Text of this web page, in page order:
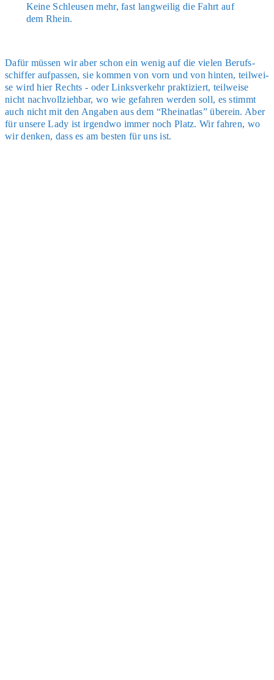
Kei­ne Schleu­sen mehr, fast lang­wei­lig die Fahrt auf
dem Rhein.
Dafür müs­sen wir aber schon ein wenig auf die vie­len Berufs­
schif­fer auf­pas­sen, sie kom­men von vorn und von hin­ten, teil­wei­
se wird hier Rechts - oder Links­ver­kehr prak­ti­ziert, teil­wei­se
nicht nach­voll­zieh­bar, wo wie gefah­ren wer­den soll, es stimmt
auch nicht mit den Anga­ben aus dem “Rhein­at­las” über­ein. Aber
für unse­re Lady ist irgend­wo immer noch Platz. Wir fah­ren, wo
wir den­ken, dass es am bes­ten für uns ist.